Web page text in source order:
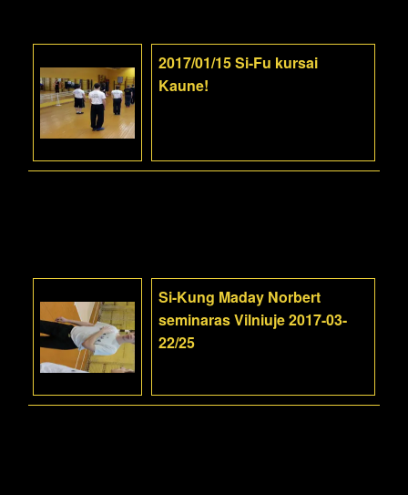
2017/01/15 Si-Fu kursai
Kaune!
Si-Kung Maday Norbert
seminaras Vilniuje 2017-03-
22/25